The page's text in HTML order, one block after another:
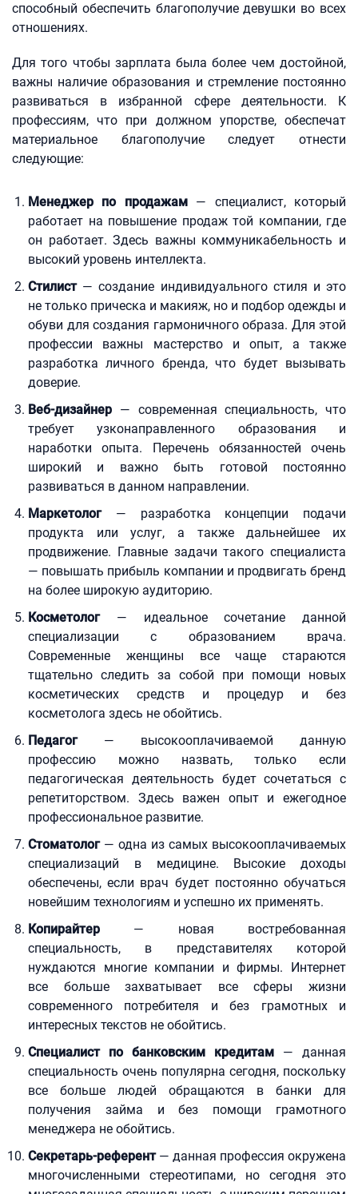
способный обеспечить благополучие девушки во всех
отношениях.
Для того чтобы зарплата была более чем достойной,
важны наличие образования и стремление постоянно
развиваться в избранной сфере деятельности. К
профессиям, что при должном упорстве, обеспечат
материальное благополучие следует отнести
следующие:
Менеджер по продажам— специалист, который
работает на повышение продаж той компании, где
он работает. Здесь важны коммуникабельность и
высокий уровень интеллекта.
Стилист— создание индивидуального стиля и это
не только прическа и макияж, но и подбор одежды и
обуви для создания гармоничного образа. Для этой
профессии важны мастерство и опыт, а также
разработка личного бренда, что будет вызывать
доверие.
Веб-дизайнер — современная специальность, что
требует узконаправленного образования и
наработки опыта. Перечень обязанностей очень
широкий и важно быть готовой постоянно
развиваться в данном направлении.
Маркетолог— разработка концепции подачи
продукта или услуг, а также дальнейшее их
продвижение. Главные задачи такого специалиста
— повышать прибыль компании и продвигать бренд
на более широкую аудиторию.
Косметолог— идеальное сочетание данной
специализации с образованием врача.
Современные женщины все чаще стараются
тщательно следить за собой при помощи новых
косметических средств и процедур и без
косметолога здесь не обойтись.
Педагог— высокооплачиваемой данную
профессию можно назвать, только если
педагогическая деятельность будет сочетаться с
репетиторством. Здесь важен опыт и ежегодное
профессиональное развитие.
Стоматолог— одна из самых высокооплачиваемых
специализаций в медицине. Высокие доходы
обеспечены, если врач будет постоянно обучаться
новейшим технологиям и успешно их применять.
Копирайтер — новая востребованная
специальность, в представителях которой
нуждаются многие компании и фирмы. Интернет
все больше захватывает все сферы жизни
современного потребителя и без грамотных и
интересных текстов не обойтись.
Специалист по банковским кредитам — данная
специальность очень популярна сегодня, поскольку
все больше людей обращаются в банки для
получения займа и без помощи грамотного
менеджера не обойтись.
Секретарь-референт— данная профессия окружена
многочисленными стереотипами, но сегодня это